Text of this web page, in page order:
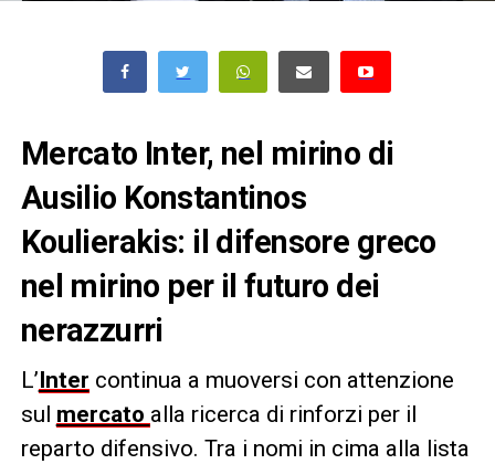
Mercato Inter, nel mirino di
Ausilio Konstantinos
Koulierakis: il difensore greco
nel mirino per il futuro dei
nerazzurri
L’Inter continua a muoversi con attenzione
sul mercato alla ricerca di rinforzi per il
reparto difensivo. Tra i nomi in cima alla lista